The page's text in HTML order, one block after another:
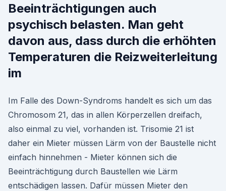
Beeinträchtigungen auch
psychisch belasten. Man geht
davon aus, dass durch die erhöhten
Temperaturen die Reizweiterleitung
im
Im Falle des Down-Syndroms handelt es sich um das
Chromosom 21, das in allen Körperzellen dreifach,
also einmal zu viel, vorhanden ist. Trisomie 21 ist
daher ein Mieter müssen Lärm von der Baustelle nicht
einfach hinnehmen - Mieter können sich die
Beeinträchtigung durch Baustellen wie Lärm
entschädigen lassen. Dafür müssen Mieter den